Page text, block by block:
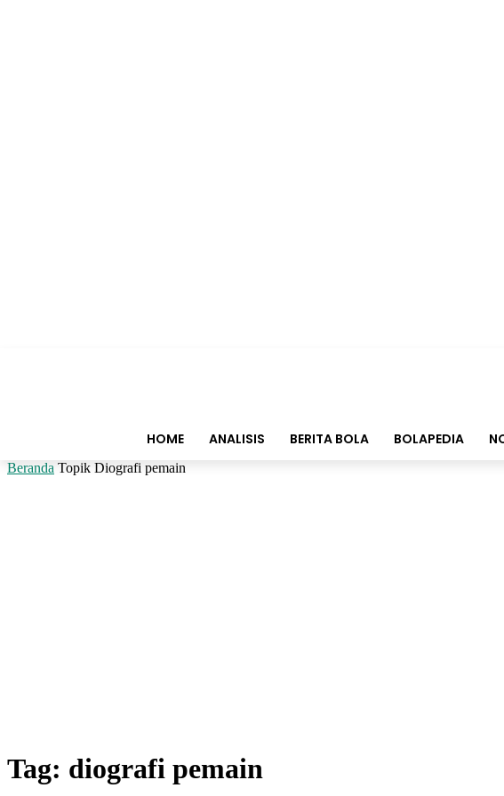
HOME ANALISIS BERITA BOLA BOLAPEDIA
Beranda Topik Diografi pemain
Tag: diografi pemain